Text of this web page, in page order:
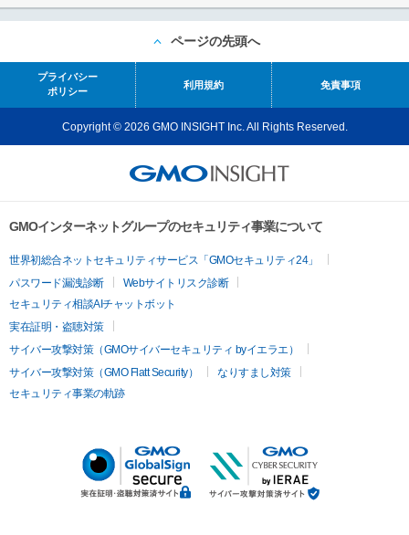
ページの先頭へ
プライバシー
ポリシー
利用規約 免責事項
Copyright © 2026 GMO INSIGHT Inc. All Rights Reserved.
GMOインターネットグループのセキュリティ事業について
世界初総合ネットセキュリティサービス「GMOセキュリティ24」
パスワード漏洩診断
Webサイトリスク診断
セキュリティ相談AIチャットボット
実在証明・盗聴対策
サイバー攻撃対策（GMOサイバーセキュリティ byイエラエ）
サイバー攻撃対策（GMO Flatt Security）
なりすまし対策
セキュリティ事業の軌跡